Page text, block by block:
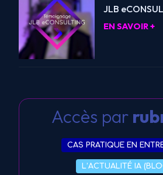
JLB
EN SAVOIR +
Accès par
CAS PRATIQUE EN
L’ACTUALITÉ IA